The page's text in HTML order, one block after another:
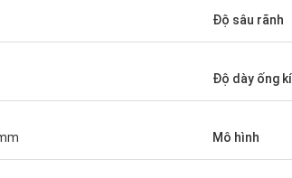
phân phối quang học
ở Milano, hiện tại tất cả
chúng tôi đang bán đều
Độ sâu rãnh
Độ dày ống
Mô hình